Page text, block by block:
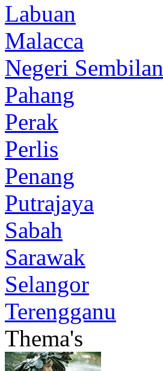
Labuan
Malacca
Negeri Sembilan
Pahang
Perak
Perlis
Penang
Putrajaya
Sabah
Sarawak
Selangor
Terengganu
Thema's